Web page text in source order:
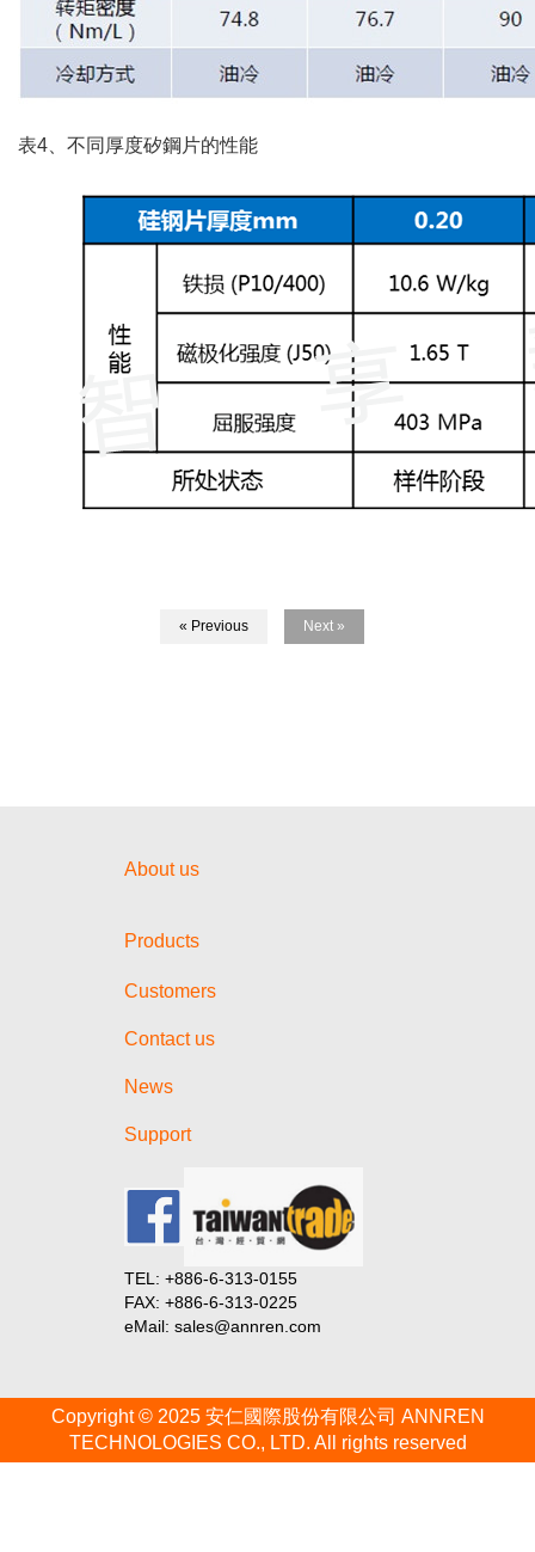
表4、不同厚度矽鋼片的性能
« Previous Next »
About us
Products
Customers
Contact us
News
Support
TEL: +886-6-313-0155
FAX: +886-6-313-0225
eMail: sales@annren.com
Copyright © 2025 安仁國際股份有限公司 ANNREN
TECHNOLOGIES CO., LTD. All rights reserved